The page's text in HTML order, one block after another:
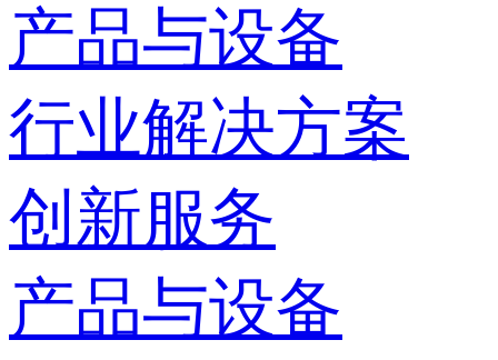
产品与设备
行业解决方案
创新服务
产品与设备